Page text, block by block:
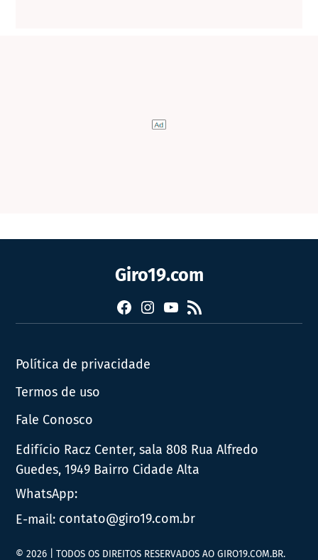
Giro19.com
FacebookInstagram
YouTube
RSS
Política de privacidade
Termos de uso
Fale Conosco
Edifício Racz Center, sala 808 Rua Alfredo
Guedes, 1949 Bairro Cidade Alta
WhatsApp:
E-mail: contato@giro19.com.br
© 2026 | TODOS OS DIREITOS RESERVADOS AO GIRO19.COM.BR.